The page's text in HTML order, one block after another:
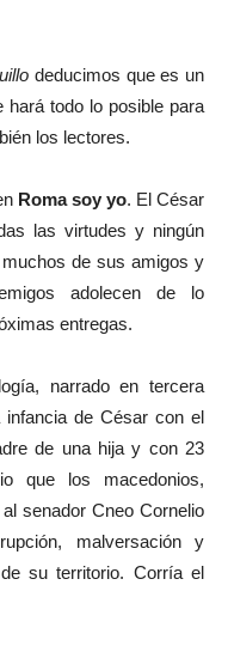
deducimos que es un
hará todo lo posible para
los lectores.
Roma soy yo. El César
las virtudes y ningún
de sus amigos y
adolecen de lo
entregas.
narrado en tercera
infancia de César con el
de una hija y con 23
que los macedonios,
senador Cneo Cornelio
malversación y
su territorio. Corría el